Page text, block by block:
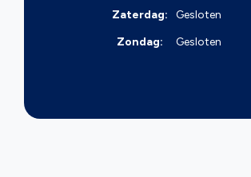
Zaterdag:
Gesloten
Zondag:
Gesloten